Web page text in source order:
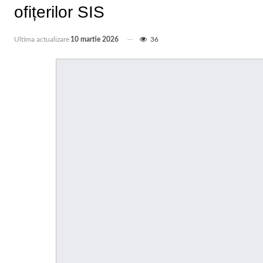
ofițerilor SIS
Ultima actualizare 10 martie 2026 36